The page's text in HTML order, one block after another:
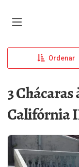
Ordenar
3 Chácaras
Califórnia